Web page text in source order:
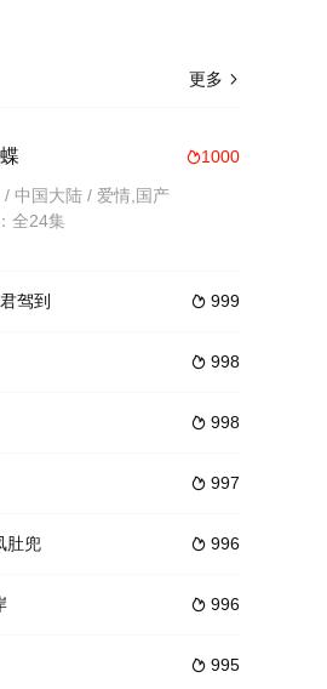
傍上大款周德生，对方却始终无法为了她与
韩颜敏身上找到了新的灵感，为了宣泄
的剧情主要讲述的是冷面歌星司徒枫本
课程，希望为刑侦工作开拓出新的境界，
更多 
1000
/ 中国大陆 / 爱情,国产
全24集
 999
驾到
 998
 998
 997
 996
肚兜
 996
 995